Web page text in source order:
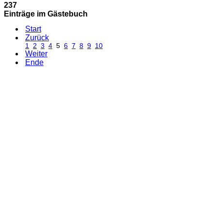
237
Einträge im Gästebuch
Start
Zurück
1 2 3 4 5 6 7 8 9 10
Weiter
Ende